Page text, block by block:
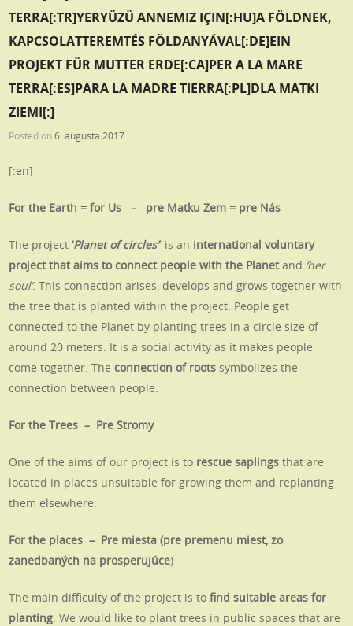
TERRA[:TR]YERYÜZÜ ANNEMIZ IÇIN[:HU]A FÖLDNEK,
KAPCSOLATTEREMTÉS FÖLDANYÁVAL[:DE]EIN
PROJEKT FÜR MUTTER ERDE[:CA]PER A LA MARE
TERRA[:ES]PARA LA MADRE TIERRA[:PL]DLA MATKI
ZIEMI[:]
Posted on6. augusta 2017
[:en]
For the Earth = for Us – pre Matku Zem = pre Nás
The project‘Planet of circles’ is an international voluntary
project that aims to connect people with the Planet and ‘her
soul’. This connection arises, develops and grows together with
the tree that is planted within the project. People get
connected to the Planet by planting trees in a circle size of
around 20 meters. It is a social activity as it makes people
come together. Theconnection of roots symbolizes the
connection between people.
For the Trees – Pre Stromy
One of the aims of our project is to rescue saplings that are
located in places unsuitable for growing them and replanting
them elsewhere.
For the places – Pre miesta (pre premenu miest, zo
zanedbaných na prosperujúce)
The main difficulty of the project is tofind suitable areas for
planting . We would like to plant trees in public spaces that are